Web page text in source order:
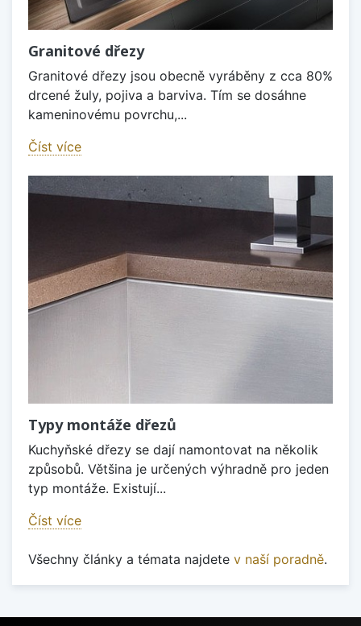
Granitové dřezy
Granitové dřezy jsou obecně vyráběny z cca 80%
drcené žuly, pojiva a barviva. Tím se dosáhne
kameninovému povrchu,...
Číst více
Typy montáže dřezů
Kuchyňské dřezy se dají namontovat na několik
způsobů. Většina je určených výhradně pro jeden
typ montáže. Existují...
Číst více
Všechny články a témata najdete v naší poradně.